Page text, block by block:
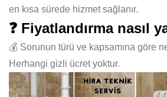
en kısa sürede hizmet sağlanır.
❓ Fiyatlandırma nasıl
💰 Sorunun türü ve kapsamına göre
Herhangi gizli ücret yoktur.